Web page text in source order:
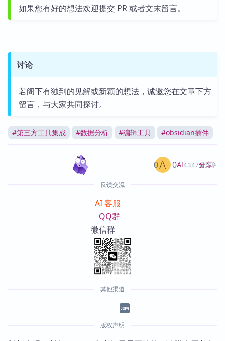
如果您有好的想法欢迎提交 PR 或者文末留言。
讨论
若阁下有独到的见解或新颖的想法，诚邀您在文章下方
留言，与大家共同探讨。
#第三方工具集成 #数据分析 #编辑工具 #obsidian插件
AI4347篇文章
0 0 分享
反馈交流
AI 客服
QQ群
微信群
其他渠道
版权声明